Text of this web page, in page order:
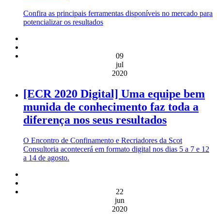
Confira as principais ferramentas disponíveis no mercado para
potencializar os resultados
09
jul
2020
[ECR 2020 Digital] Uma equipe bem
munida de conhecimento faz toda a
diferença nos seus resultados
O Encontro de Confinamento e Recriadores da Scot
Consultoria acontecerá em formato digital nos dias 5 a 7 e 12
a 14 de agosto.
22
jun
2020